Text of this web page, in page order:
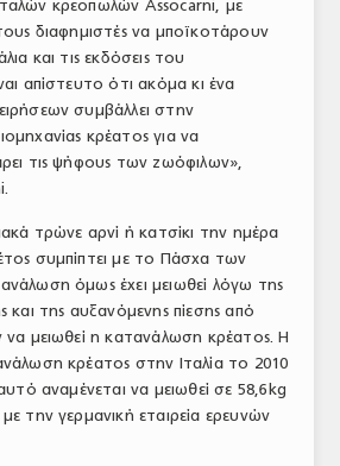
κρεοπωλών Assocarni, με
διαφημιστές να μποϊκοτάρουν
και τις εκδόσεις του
απίστευτο ότι ακόμα κι ένα
συμβάλλει στην
κρέατος για να
τις ψήφους των ζωόφιλων»,
τρώνε αρνί ή κατσίκι την ημέρα
συμπίπτει με το Πάσχα των
όμως έχει μειωθεί λόγω της
και της αυξανόμενης πίεσης από
να μειωθεί η κατανάλωση κρέατος. Η
κρέατος στην Ιταλία το 2010
αναμένεται να μειωθεί σε 58,6kg
την γερμανική εταιρεία ερευνών